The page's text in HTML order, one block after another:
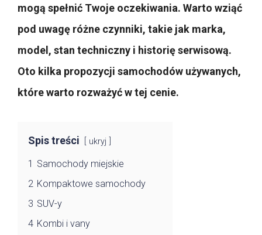
mogą spełnić Twoje oczekiwania. Warto wziąć
pod uwagę różne czynniki, takie jak marka,
model, stan techniczny i historię serwisową.
Oto kilka propozycji samochodów używanych,
które warto rozważyć w tej cenie.
Spis treści ukryj
1 Samochody miejskie
2 Kompaktowe samochody
3 SUV-y
4 Kombi i vany